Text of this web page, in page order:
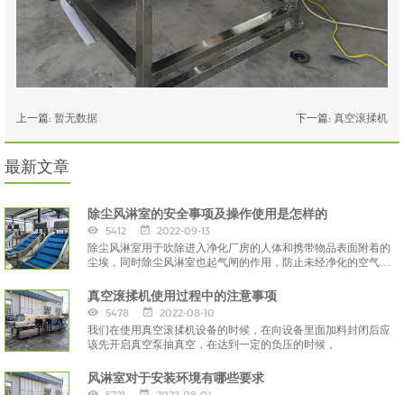
上一篇: 暂无数据 下一篇: 真空滚揉机
最新文章
除尘风淋室的安全事项及操作使用是怎样的
5412
2022-09-13
除尘风淋室用于吹除进入净化厂房的人体和携带物品表面附着的
尘埃，同时除尘风淋室也起气闸的作用，防止未经净化的空气进
真空滚揉机使用过程中的注意事项
5478
2022-08-10
我们在使用真空滚揉机设备的时候，在向设备里面加料封闭后应
该先开启真空泵抽真空，在达到一定的负压的时候，
风淋室对于安装环境有哪些要求